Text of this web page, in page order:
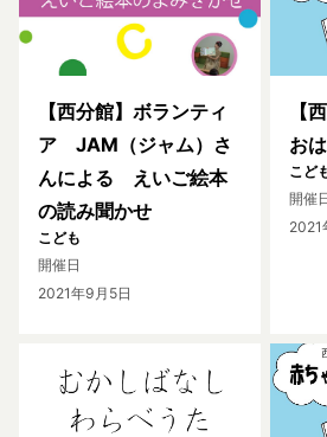
【西分館】ボランティ
ア JAM（ジャム）さ
んによる えいご絵本
の読み聞かせ
こども
開催日
2021年9月5日
【
お
こど
開催
2021